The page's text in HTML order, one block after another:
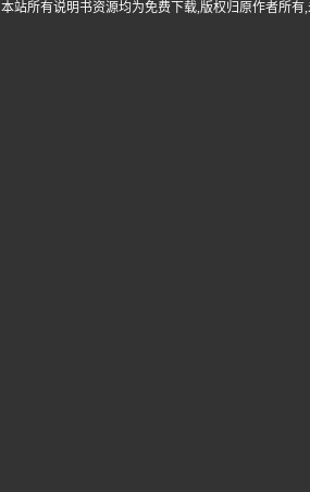
本站所有说明书资源均为免费下载,版权归原作者所